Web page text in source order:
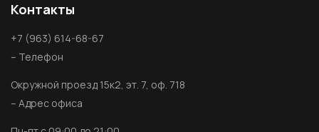
Контакты
+7 (963) 614-68-67
– Телефон
Окружной проезд 15к2, эт. 7, оф. 718
– Адрес офиса